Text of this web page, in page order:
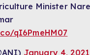
Minister
qI6PmeHM07
January 4, 2021